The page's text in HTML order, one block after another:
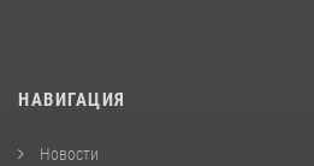
НАВИГАЦИЯ
Новости